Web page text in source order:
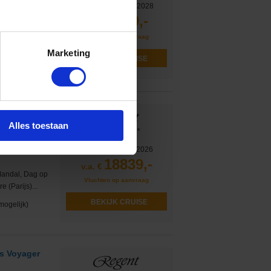
Marketing
Alles toestaan
Savona,
Vertrek op 29-09-2028
4549,-
Vluchten op aanvraag
BEKIJK CRUISE
Dag op
(Parijs)...
Vertrek op 11-09-2026
v.a. € 18839,-
Vluchten op aanvraag
BEKIJK CRUISE
Voyager